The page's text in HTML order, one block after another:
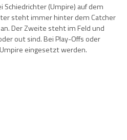
Schiedrichter (Umpire) auf dem
steht immer hinter dem Catcher
Der Zweite steht im Feld und
out sind. Bei Play-Offs oder
eingesetzt werden.